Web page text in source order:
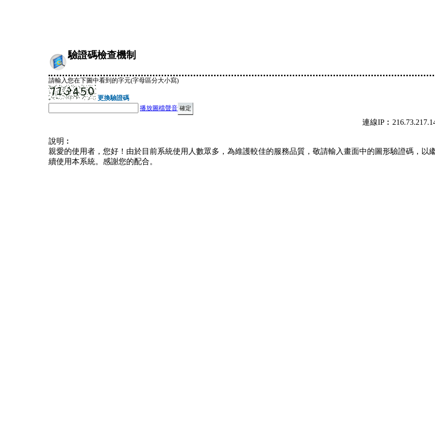
驗證碼檢查機制
請輸入您在下圖中看到的字元(字母區分大小寫)
更換驗證碼
播放圖檔聲音
連線
說明︰
親愛的使用者，您好！由於目前系統使用人數眾多，為維護較佳的服務品質，敬請輸入畫面中的圖形驗證碼，以
續使用本系統。感謝您的配合。